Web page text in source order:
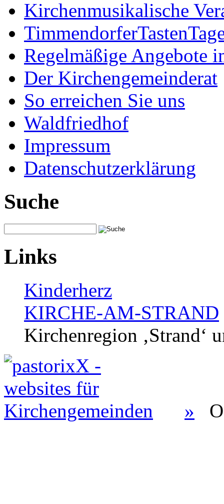
Kirchenmusikalische
Regelmäßige Angebote
Der Kirchengemeinderat
So erreichen Sie uns
Waldfriedhof
Impressum
Datenschutzerklärung
Suche
Links
Kinderherz
KIRCHE-AM-STRAND
Kirchenregion ‚Strand‘
»